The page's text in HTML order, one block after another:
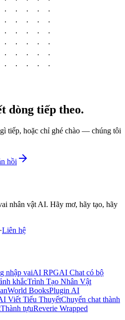
dòng tiếp theo.
tiếp, hoặc chỉ ghé chào — chúng tôi
hồi
nhân vật AI. Hãy mơ, hãy tạo, hãy
·Liên hệ
nhập vaiAI RPGAI Chat có bộ
khắcTrình Tạo Nhân Vật
World BooksPlugin AI
Viết Tiểu ThuyếtChuyển chat thành
Thành tựuReverie Wrapped